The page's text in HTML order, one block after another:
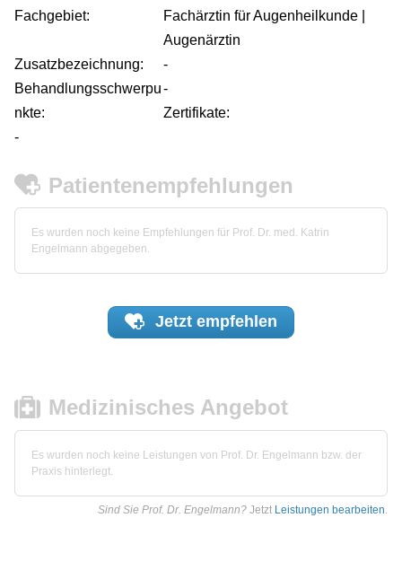
Fachgebiet:
Fachärztin für Augenheilkunde |
Augenärztin
Zusatzbezeichnung:
-
Behandlungsschwerpu
nkte:
-
Zertifikate:
-
Patientenempfehlungen
Es wurden noch keine Empfehlungen für Prof. Dr. med. Katrin
Engelmann abgegeben.
Jetzt empfehlen
Medizinisches Angebot
Es wurden noch keine Leistungen von Prof. Dr. Engelmann bzw. der
Praxis hinterlegt.
Sind Sie Prof. Dr. Engelmann? Jetzt Leistungen bearbeiten.